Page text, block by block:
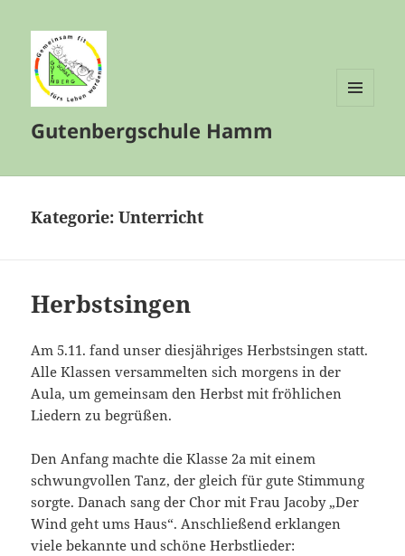
Gutenbergschule Hamm
Kategorie:Unterricht
Herbstsingen
Am 5.11. fand unser diesjähriges Herbstsingen statt.
Alle Klassen versammelten sich morgens in der
Aula, um gemeinsam den Herbst mit fröhlichen
Liedern zu begrüßen.
Den Anfang machte die Klasse 2a mit einem
schwungvollen Tanz, der gleich für gute Stimmung
sorgte. Danach sang der Chor mit Frau Jacoby „Der
Wind geht ums Haus“. Anschließend erklangen
viele bekannte und schöne Herbstlieder: